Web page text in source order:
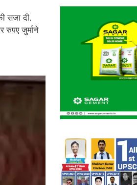
सजा दी.
रुपए जुर्माने